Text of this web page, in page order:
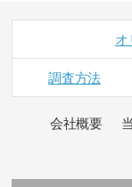
調査方法
会社概要